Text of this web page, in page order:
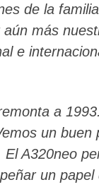
de la
más
e
a
un
A320neo
un